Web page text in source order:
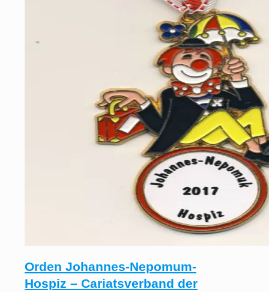
Orden Johannes-Nepomum-
Hospiz – Cariatsverband der